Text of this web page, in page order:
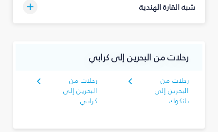
شبه القارة الهندية
رحلات من البحرين إلى كرابي
رحلات من
البحرين إلى
بانكوك
رحلات من
البحرين إلى
كرابي